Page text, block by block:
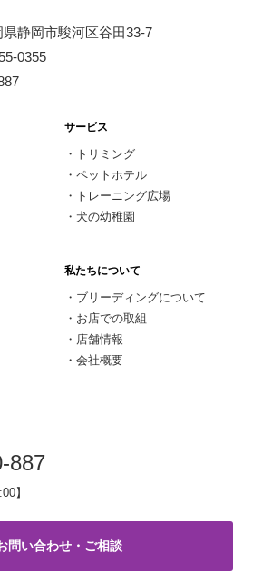
静岡市駿河区谷田33-7
0355
サービス
・ トリミング
・ペットホテル
・ トレーニング広場
・犬の幼稚園
私たちについて
・ ブリーディングについて
・ お店での取組
・ 店舗情報
・会社概要
887
】
問い合わせ・ご相談